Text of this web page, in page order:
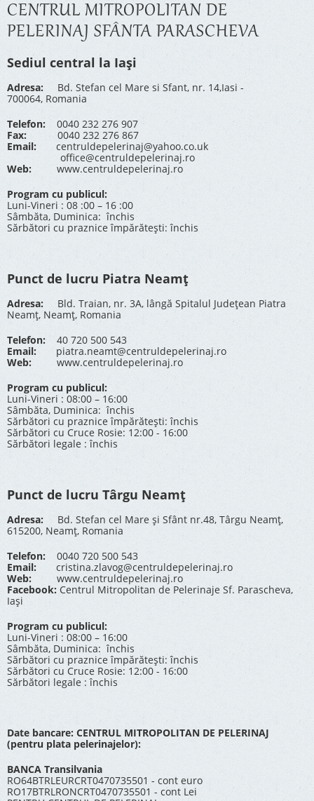
CENTRUL MITROPOLITAN DE
PELERINAJ SFÂNTA PARASCHEVA
Sediul central la Iași
Adresa: Bd. Stefan cel Mare si Sfant, nr. 14,Iasi -
700064, Romania
Telefon: 0040 232 276 907
Fax: 0040 232 276 867
Email:
centruldepelerinaj@yahoo.co.uk
office@centruldepelerinaj.ro
Web:
www.centruldepelerinaj.ro
Program cu publicul:
Luni-Vineri : 08 :00 – 16 :00
Sâmbăta, Duminica: închis
Sărbători cu praznice împărătești: închis
Punct de lucru Piatra Neamț
Adresa: Bld. Traian, nr. 3A, lângă Spitalul Județean Piatra
Neamț, Neamț, Romania
Telefon:40 720 500 543
Email:
piatra.neamt@centruldepelerinaj.ro
Web:
www.centruldepelerinaj.ro
Program cu publicul:
Luni-Vineri : 08:00 – 16:00
Sâmbăta, Duminica: închis
Sărbători cu praznice împărătești: închis
Sărbători cu Cruce Rosie: 12:00 - 16:00
Sărbători legale : închis
Punct de lucru Târgu Neamț
Adresa: Bd. Stefan cel Mare și Sfânt nr.48, Târgu Neamț,
615200, Neamț, Romania
Telefon: 0040 720 500 543
Email:
cristina.zlavog@centruldepelerinaj.ro
Web:
www.centruldepelerinaj.ro
Facebook: Centrul Mitropolitan de Pelerinaje Sf. Parascheva,
Iași
Program cu publicul:
Luni-Vineri : 08:00 – 16:00
Sâmbăta, Duminica: închis
Sărbători cu praznice împărătești: închis
Sărbători cu Cruce Rosie: 12:00 - 16:00
Sărbători legale : închis
Date bancare: CENTRUL MITROPOLITAN DE PELERINAJ
(pentru plata pelerinajelor):
BANCA Transilvania
RO64BTRLEURCRT0470735501 - cont euro
RO17BTRLRONCRT0470735501 - cont Lei